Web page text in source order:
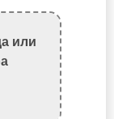
или